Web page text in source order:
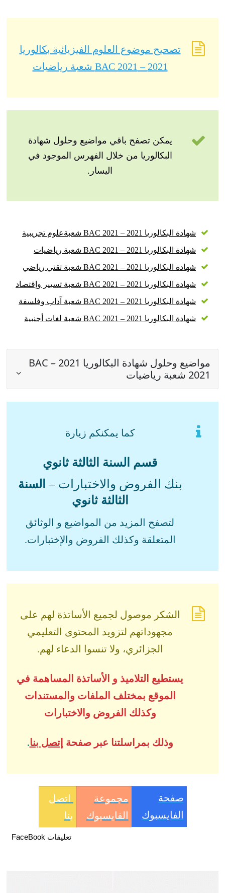
تصحيح موضوع العلوم الفيزيائية بكالوريا
2021 – BAC 2021 شعبة رياضيات
يمكن تصفح باقي مواضيع وحلول شهادة
البكالوريا من خلال الفهرس الموجود في
اليسار.
شهادة البكالوريا 2021 – BAC 2021 شعبةعلوم تجريبية
شهادة البكالوريا 2021 – BAC 2021 شعبة رياضيات
شهادة البكالوريا 2021 – BAC 2021 شعبة تقني رياضي
شهادة البكالوريا 2021 – BAC 2021 شعبة تسيير وإقتصاد
شهادة البكالوريا 2021 – BAC 2021 شعبة آداب وفلسفة
شهادة البكالوريا 2021 – BAC 2021 شعبة لغات أجنبية
مواضيع وحلول شهادة البكالوريا 2021 – BAC
2021 شعبة رياضيات
كما يمكنكم زيارة
قسم السنة الثالثة ثانوي
بنك الفروض والاختبارات – السنة
الثالثة ثانوي
لتصفح المزيد من المواضيع و الوثائق
المتعلقة وكذلك الفروض والإختبارات.
الشكر موصول لجميع الأساتذة لهم على
مجهوداتهم لتزويد المحتوى التعليمي
الجزائري، ولا تنسوا الدعاء لهم.
يستطيع التلاميذ و الأساتذة المساهمة في
الموقع بمختلف الملفات والمستندات
وكذلك الفروض والاختبارات
وذلك بمراسلتنا عبر صفحة إتصل بنا.
صفحة
الفايسبوك
مجموعة
الفايسبوك
اتصل
بنا
تعليقات FaceBook